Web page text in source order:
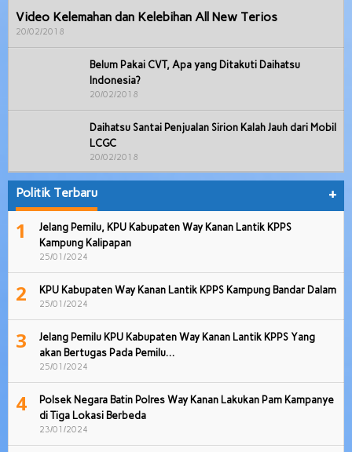
Video Kelemahan dan Kelebihan All New Terios
20/02/2018
Belum Pakai CVT, Apa yang Ditakuti Daihatsu
Indonesia?
20/02/2018
Daihatsu Santai Penjualan Sirion Kalah Jauh dari Mobil
LCGC
20/02/2018
Politik Terbaru +
1
Jelang Pemilu, KPU Kabupaten Way Kanan Lantik KPPS
Kampung Kalipapan
25/01/2024
2 KPU Kabupaten Way Kanan Lantik KPPS Kampung Bandar Dalam
25/01/2024
3
Jelang Pemilu KPU Kabupaten Way Kanan Lantik KPPS Yang
akan Bertugas Pada Pemilu…
25/01/2024
4
Polsek Negara Batin Polres Way Kanan Lakukan Pam Kampanye
di Tiga Lokasi Berbeda
23/01/2024